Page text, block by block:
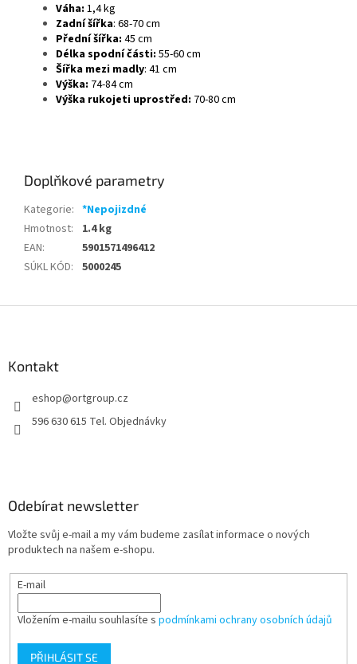
Váha: 1,4 kg
Zadní šířka: 68-70 cm
Přední šířka: 45 cm
Délka spodní části: 55-60 cm
Šířka mezi madly: 41 cm
Výška: 74-84 cm
Výška rukojeti uprostřed: 70-80 cm
Doplňkové parametry
Kategorie: *Nepojizdné
Hmotnost:
1.4 kg
EAN:
5901571496412
SÚKL KÓD: 5000245
Kontakt
eshop@ortgroup.cz
596 630 615 Tel. Objednávky
Odebírat newsletter
Vložte svůj e-mail a my vám budeme zasílat informace o nových
produktech na našem e-shopu.
E-mail
Vložením e-mailu souhlasíte s podmínkami ochrany osobních údajů
PŘIHLÁSIT SE